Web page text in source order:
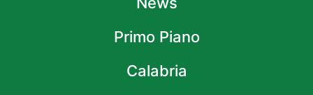
Primo Piano
Calabria